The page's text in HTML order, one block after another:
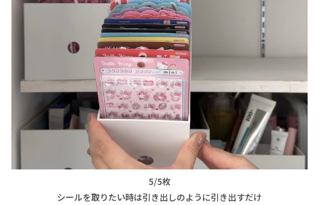
5/5枚
シールを取りたい時は引き出しのように引き出すだけ